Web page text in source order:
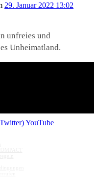
29. Januar 2022 13:02
unfreies und
Unheimatland.
YouTube